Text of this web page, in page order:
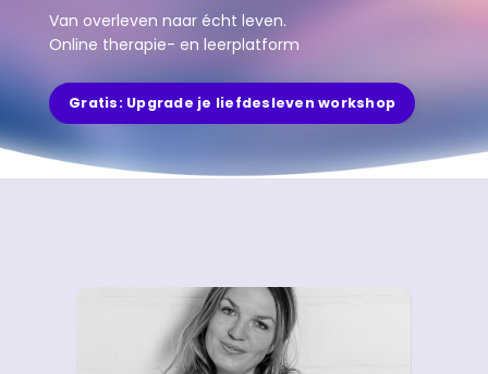
Van overleven naar écht leven.
Online therapie- en leerplatform
Gratis: Upgrade je liefdesleven workshop